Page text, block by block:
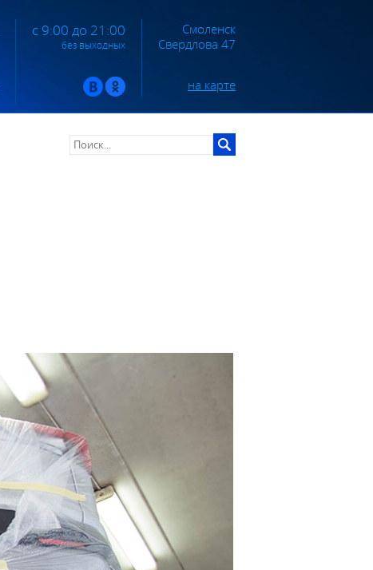
с 9:00 до 21:00
без выходных
Смоленск
Свердлова 47
на карте